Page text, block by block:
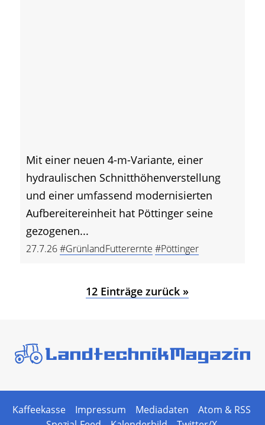
Mit einer neuen 4-m-Variante, einer
hydraulischen Schnitthöhenverstellung
und einer umfassend modernisierten
Aufbereitereinheit hat Pöttinger seine
gezogenen...
27.7.26#GrünlandFutterernte #Pöttinger
12 Einträge zurück »
Kaffeekasse Impressum Mediadaten
Atom & RSS